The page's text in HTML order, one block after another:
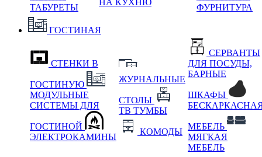
ТАБУРЕТЫ
НА КУХНЮ
ФУРНИТУРА
ГОСТИНАЯ
СТЕНКИ В
ГОСТИНУЮ
МОДУЛЬНЫЕ
СИСТЕМЫ ДЛЯ
ГОСТИНОЙ
ЭЛЕКТРОКАМИНЫ
ЖУРНАЛЬНЫЕ
СТОЛЫ
ТВ ТУМБЫ
КОМОДЫ
СЕРВАНТЫ
ДЛЯ ПОСУДЫ,
БАРНЫЕ
ШКАФЫ
МЕБЕЛЬ
МЯГКАЯ
МЕБЕЛЬ